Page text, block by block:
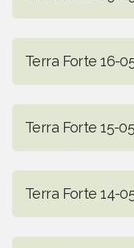
Terra Forte 16-
Terra Forte 15-
Terra Forte 14-